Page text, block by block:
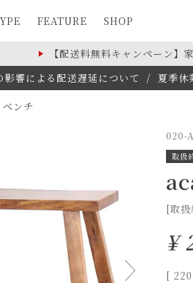
FEATURE SHOP
【配送料無料キャンペーン】
響による配送遅延について / 夏季休
ンチ
020-
取扱
[取
¥
[ 220